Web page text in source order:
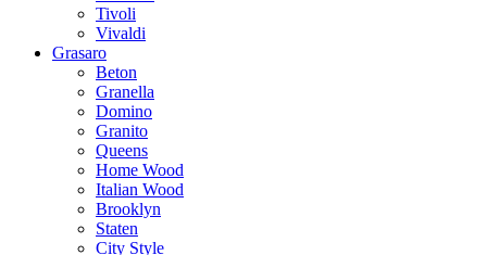
Tivoli
Vivaldi
Grasaro
Beton
Granella
Domino
Granito
Queens
Home Wood
Italian Wood
Brooklyn
Staten
City Style